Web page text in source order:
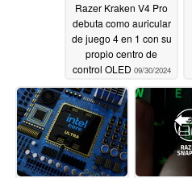
Razer Kraken V4 Pro
debuta como auricular
de juego 4 en 1 con su
propio centro de
control OLED 09/30/2024